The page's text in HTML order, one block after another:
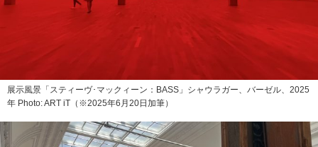
展示風景「スティーヴ･マックィーン：BASS」シャウラガー、バーゼル、2025
年 Photo: ART iT（※2025年6月20日加筆）